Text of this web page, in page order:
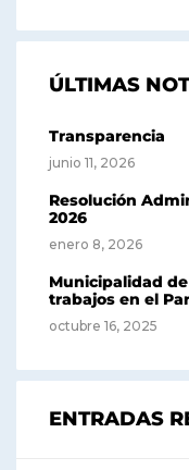
ÚLTIMAS
Transparencia
junio 11, 2026
Resolución
2026
enero 8, 2026
Municipalidad
trabajos en el
octubre 16, 2025
ENTRADAS